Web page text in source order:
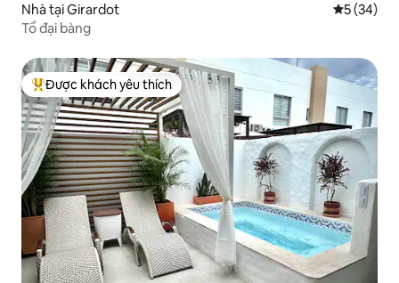
Nhà tại Girardot Xếp hạng
5 (34)
Tổ đại bàng
Được khách yêu thích nhất
Được khách yêu thích